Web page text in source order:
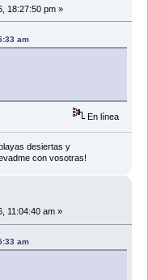
18:27:50 pm »
am
En línea
desiertas y
con vosotras!
11:04:40 am »
am